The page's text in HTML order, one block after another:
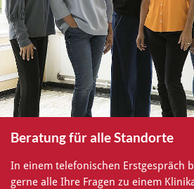
Beratung für alle Standorte
In einem telefonischen Erstgespräch
gerne alle Ihre Fragen zu einem